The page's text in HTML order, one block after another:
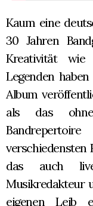
Kaum eine
30 Jahren
Kreativität
Legenden
Album
als das
verschiedensten
das auch
Musikredakteur
eigenen Leib